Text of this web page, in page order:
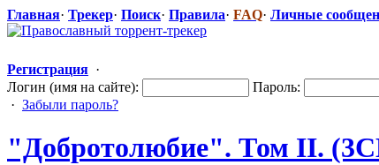
Главная· Трекер· Поиск· Правила· FAQ· Личные
Регистрация ·
Логин (имя на сайте):
Пароль:
· Забыли пароль?
"Доброто​любие". Том II.